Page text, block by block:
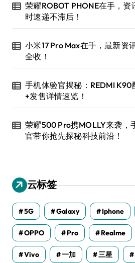
荣耀ROBOT PHONE在手，资
时速递不滞后！
小米17 Pro Max在手，最新资
全收！
手机体验官揭秘：REDMI K90
+发售详情速览！
荣耀500 Pro携MOLLY来袭，
官带你抢先探秘科技前沿！
云标签
5G Galaxy Iphone
OPPO Pro Realme
Vivo 一加 三星